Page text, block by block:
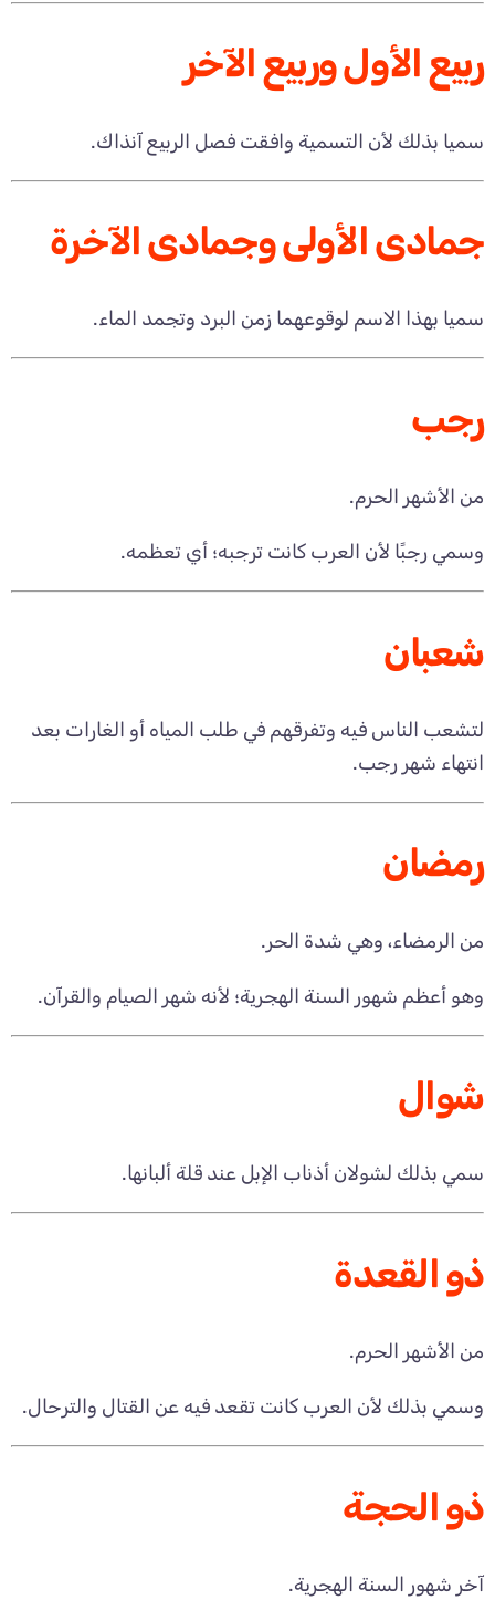
ربيع الأول وربيع الآخر
سميا بذلك لأن التسمية وافقت فصل الربيع آنذاك.
جمادى الأولى وجمادى الآخرة
سميا بهذا الاسم لوقوعهما زمن البرد وتجمد الماء.
رجب
من الأشهر الحرم.
وسمي رجبًا لأن العرب كانت ترجبه؛ أي تعظمه.
شعبان
لتشعب الناس فيه وتفرقهم في طلب المياه أو الغارات بعد
انتهاء شهر رجب.
رمضان
من الرمضاء، وهي شدة الحر.
وهو أعظم شهور السنة الهجرية؛ لأنه شهر الصيام والقرآن.
شوال
سمي بذلك لشولان أذناب الإبل عند قلة ألبانها.
ذو القعدة
من الأشهر الحرم.
وسمي بذلك لأن العرب كانت تقعد فيه عن القتال والترحال.
ذو الحجة
آخر شهور السنة الهجرية.